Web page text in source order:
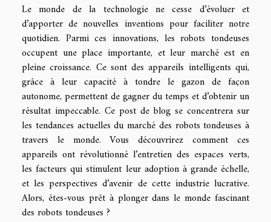
Le monde de la technologie ne cesse d’évoluer et
d’apporter de nouvelles inventions pour faciliter notre
quotidien. Parmi ces innovations, les robots tondeuses
occupent une place importante, et leur marché est en
pleine croissance. Ce sont des appareils intelligents qui,
grâce à leur capacité à tondre le gazon de façon
autonome, permettent de gagner du temps et d’obtenir un
résultat impeccable. Ce post de blog se concentrera sur
les tendances actuelles du marché des robots tondeuses à
travers le monde. Vous découvrirez comment ces
appareils ont révolutionné l’entretien des espaces verts,
les facteurs qui stimulent leur adoption à grande échelle,
et les perspectives d’avenir de cette industrie lucrative.
Alors, êtes-vous prêt à plonger dans le monde fascinant
des robots tondeuses ?